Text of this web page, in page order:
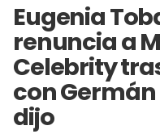
Eugenia
renuncia a
Celebrity
con
dijo